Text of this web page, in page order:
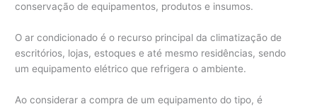
conservação de equipamentos, produtos e insumos.
O ar condicionado é o recurso principal da climatização de
escritórios, lojas, estoques e até mesmo residências, sendo
um equipamento elétrico que refrigera o ambiente.
Ao considerar a compra de um equipamento do tipo, é